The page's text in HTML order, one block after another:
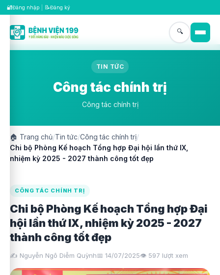
🔐Đăng nhập 📝Đăng ký
🔍
TIN TỨC
Công tác chính trị
Công tác chính trị
🏠 Trang chủ/Tin tức/Công tác chính trị/
Chi bộ Phòng Kế hoạch Tổng hợp Đại hội lần thứ IX,
nhiệm kỳ 2025 - 2027 thành công tốt đẹp
CÔNG TÁC CHÍNH TRỊ
Chi bộ Phòng Kế hoạch Tổng hợp Đại
hội lần thứ IX, nhiệm kỳ 2025 - 2027
thành công tốt đẹp
✍️ Nguyễn Ngô Diễm Quỳnh📅 14/07/2025👁️ 597 lượt xem